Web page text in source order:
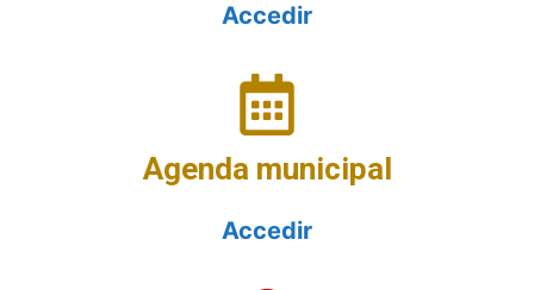
Accedir
Agenda municipal
Accedir